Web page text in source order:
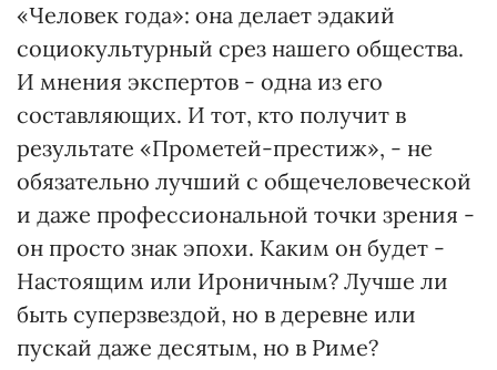
«Человек года»: она делает эдакий
социокультурный срез нашего общества.
И мнения экспертов - одна из его
составляющих. И тот, кто получит в
результате «Прометей-престиж», - не
обязательно лучший с общечеловеческой
и даже профессиональной точки зрения -
он просто знак эпохи. Каким он будет -
Настоящим или Ироничным? Лучше ли
быть суперзвездой, но в деревне или
пускай даже десятым, но в Риме?